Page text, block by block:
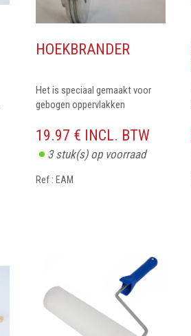
HOEKBRANDER
Het is speciaal gemaakt voor
gebogen oppervlakken
19.97 € INCL. BTW
3stuk(s) op voorraad
Ref : EAM